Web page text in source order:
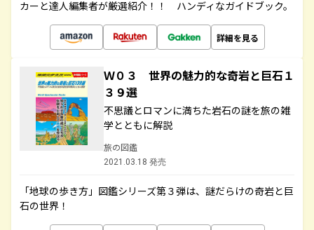
カーと達人編集者が厳選紹介！！ ハンディなガイドブック。
詳細を見る
Ｗ０３ 世界の魅力的な奇岩と巨石１
３９選
不思議とロマンに満ちた岩石の謎を旅の雑
学とともに解説
旅の図鑑
2021.03.18 発売
「地球の歩き方」図鑑シリーズ第３弾は、謎だらけの奇岩と巨
石の世界！